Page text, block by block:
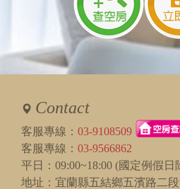
Contact
客服專線： 03-9108509
客服專線： 03-9566862
平日：09:00~18:00 (國定例假日
地址：宜蘭縣五結鄉五濱路二段